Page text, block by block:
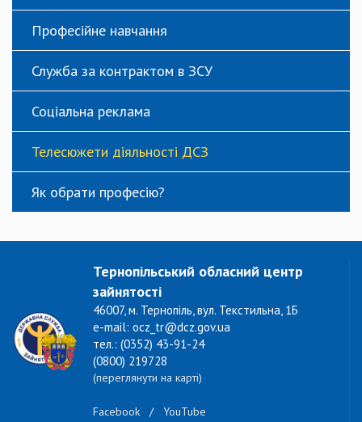
Професійне навчання
Служба за контрактом в ЗСУ
Соціальна реклама
Телесюжети діяльності ДСЗ
Як обрати професію?
Тернопільський обласний центр
зайнятості
46007, м. Тернопіль, вул. Текстильна, 1Б
e-mail: ocz_tr@dcz.gov.ua
тел.: (0352) 43-91-24
(0800) 219728
(переглянути на карті)
Facebook / YouTube